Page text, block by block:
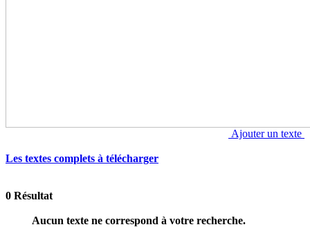
Ajouter un texte
Les textes complets à télécharger
0 Résultat
Aucun texte ne correspond à votre recherche.